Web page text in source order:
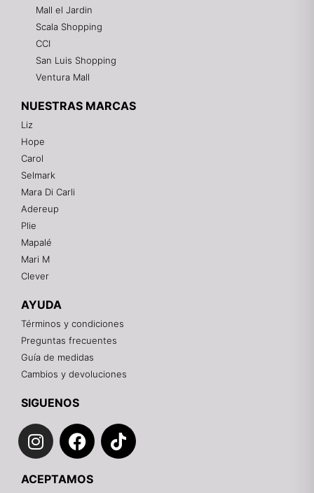
Mall el Jardin
Scala Shopping
CCI
San Luis Shopping
Ventura Mall
NUESTRAS MARCAS
Liz
Hope
Carol
Selmark
Mara Di Carli
Adereup
Plie
Mapalé
Mari M
Clever
AYUDA
Términos y condiciones
Preguntas frecuentes
Guía de medidas
Cambios y devoluciones
SIGUENOS
I
n
t
F
a
e
T
i
ACEPTAMOS
¡Hola! 👋
Gracias por visitarnos. Te asesoramos
personalmente con tu compra: tallas, envíos y
pagos.
Recuerda: 10% de descuento en tu primera compra
Contáctanos por el canal que prefieras 💕
WhatsApp
Instagram
Teléfono
Email